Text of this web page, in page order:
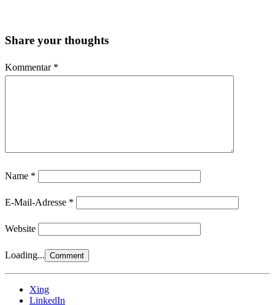
Share your thoughts
Kommentar *
Name *
E-Mail-Adresse *
Website
Loading...
Xing
LinkedIn